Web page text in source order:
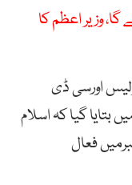
گا، وزیر اعظم کا
اورسی ڈی
گیا کہ اسلام
فعال